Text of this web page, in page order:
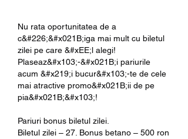
Nu rata oportunitatea de a
c&#226;&#x021B;iga mai mult cu biletul
zilei pe care &#xEE;l alegi!
Plaseaz&#x103;-&#x021B;i pariurile
acum &#x219;i bucur&#x103;-te de cele
mai atractive promo&#x021B;ii de pe
pia&#x021B;&#x103;!
Pariuri bonus biletul zilei.
Biletul zilei – 27. Bonus betano – 500 ron